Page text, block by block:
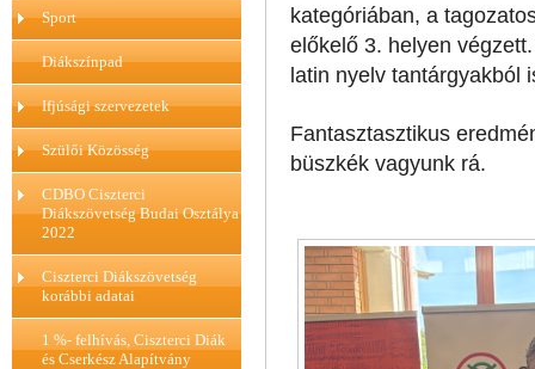
Sport
Diákszínpad
Ifjúsági szervezetek
Szülői Közösség
CDBO Ciszterci
Diákszövetség Budai Osztálya
2022
Ciszterci Diákszövetség
korábbi adatai
1 %- felhívás, Ciszterci Diák
és Cserkész Alapítvány
kategóriában, a
előkelő 3. helyen
latin nyelv tantárgyakból
Fantasztasztikus
büszkék vagyunk rá.